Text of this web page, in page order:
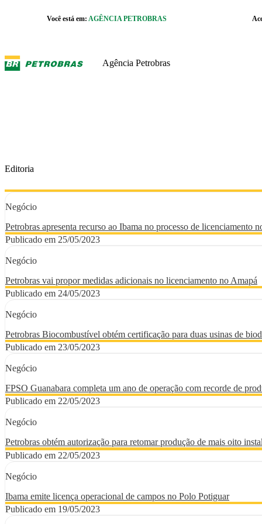
Você está em: AGÊNCIA PETROBRAS
Agência Petrobras
Editoria
Negócio
Petrobras apresenta recurso ao Ibama no processo de licenciamento
Publicado em 25/05/2023
Negócio
Petrobras vai propor medidas adicionais no licenciamento no Amapá
Publicado em 24/05/2023
Negócio
Petrobras Biocombustível obtém certificação para duas usinas de
Publicado em 23/05/2023
Negócio
FPSO Guanabara completa um ano de operação com recorde de
Publicado em 22/05/2023
Negócio
Petrobras obtém autorização para retomar produção de mais oito
Publicado em 22/05/2023
Negócio
Ibama emite licença operacional de campos no Polo Potiguar
Publicado em 19/05/2023
caixa de cookies